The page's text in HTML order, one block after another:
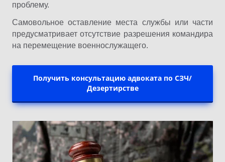
проблему.
Самовольное оставление места службы или части
предусматривает отсутствие разрешения командира
на перемещение военнослужащего.
Получить консультацию адвоката по СЗЧ/
Дезертирстве